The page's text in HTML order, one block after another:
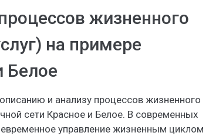
жизненного
на примере
Белое
и анализу процессов жизненного
сети Красное и Белое. В современных
управление жизненным циклом